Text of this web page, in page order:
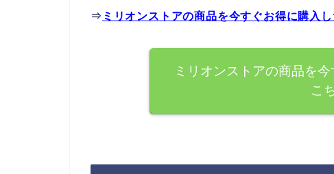
⇒ ミリオンストアの商品を今すぐお得に購入
ミリオンストアの商品を
こ